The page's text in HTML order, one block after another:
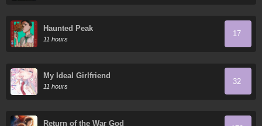
Haunted Peak
11 hours
17
My Ideal Girlfriend
11 hours
32
Return of the War God